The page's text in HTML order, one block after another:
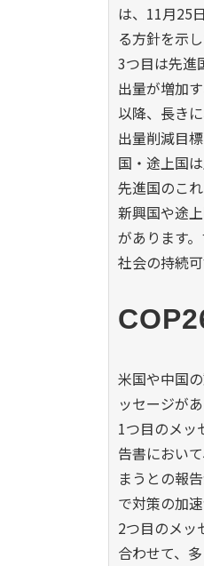
は、11月25
る方針を示し
3つ目は先進
出量が増加
以降、長き
出量削減目
国・途上国
先進国のこ
新興国や途
があります
社会の持続
米国や中国
ッセージがあ
1つ目のメッ
告書におい
まうとの報
で対策の加
2つ目のメッ
合わせて、